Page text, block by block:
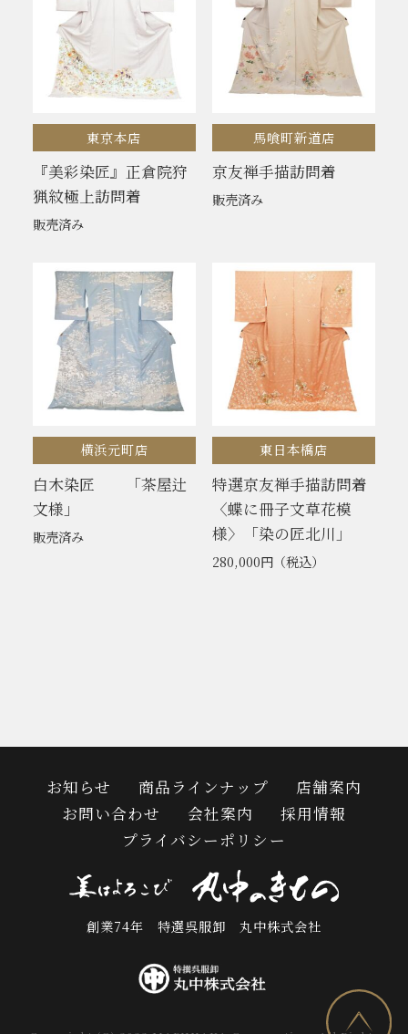
東京本店
『美彩染匠』正倉院狩
猟紋極上訪問着
販売済み
馬喰町新道店
京友禅手描訪問着
販売済み
横浜元町店
白木染匠 「茶屋辻
文様」
販売済み
東日本橋店
特選京友禅手描訪問着
〈蝶に冊子文草花模
様〉「染の匠北川」
280,000円（税込）
お知らせ 商品ラインナップ
店舗案内
お問い合わせ
会社案内
採用情報
プライバシーポリシー
創業74年 特選呉服卸 丸中株式会社